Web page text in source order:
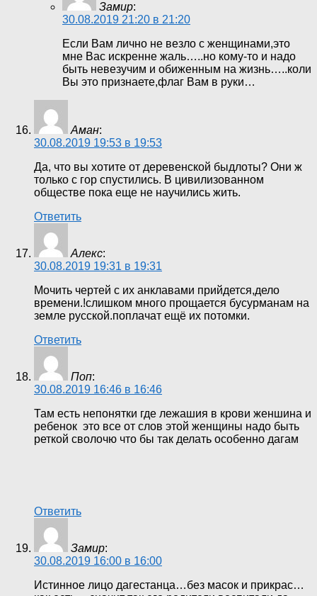
Замир:
30.08.2019 21:20 в 21:20
Если Вам лично не везло с женщинами,это
мне Вас искренне жаль…..но кому-то и надо
быть невезучим и обиженным на жизнь…..коли
Вы это признаете,флаг Вам в руки…
Аман:
30.08.2019 19:53 в 19:53
Да, что вы хотите от деревенской быдлоты? Они ж
только с гор спустились. В цивилизованном
обществе пока еще не научились жить.
Ответить
Алекс:
30.08.2019 19:31 в 19:31
Мочить чертей с их анклавами прийдется,дело
времени.!слишком много прощается бусурманам на
земле русской.поплачат ещё их потомки.
Ответить
Поп:
30.08.2019 16:46 в 16:46
Там есть непонятки где лежашия в крови женшина и
ребенок это все от слов этой женщины надо быть
реткой сволочю что бы так делать особенно дагам
Ответить
Замир:
30.08.2019 16:00 в 16:00
Истинное лицо дагестанца…без масок и прикрас…